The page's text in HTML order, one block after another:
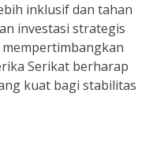
inklusif dan tahan
investasi strategis
Serikat berharap
kuat bagi stabilitas